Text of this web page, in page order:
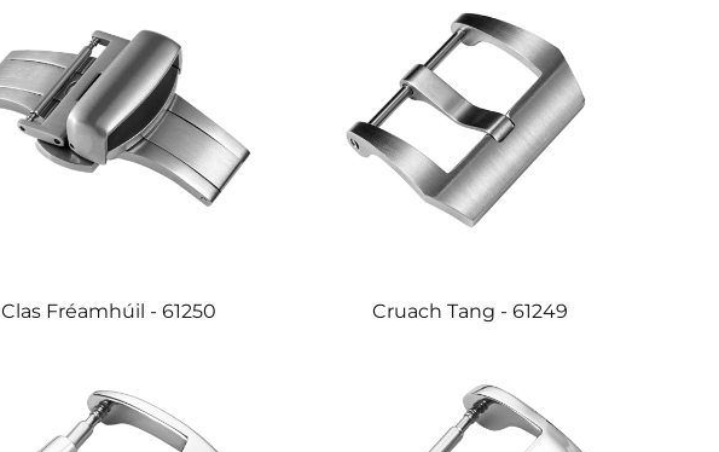
Clas Fréamhúil - 61250 Cruach Tang - 61249